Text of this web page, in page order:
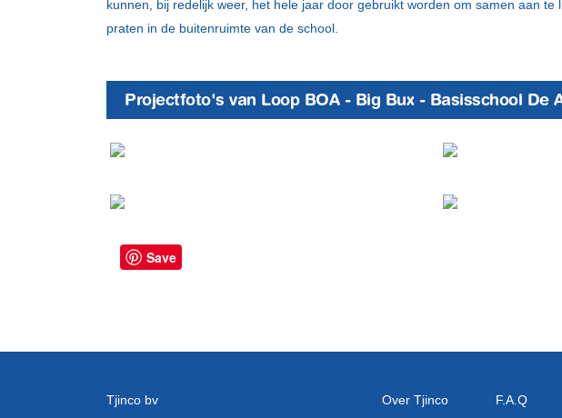
kunnen, bij redelijk weer, het hele jaar door gebruikt worden om samen aan
praten in de buitenruimte van de school.
Projectfoto's van Loop BOA - Big Bux - Basisschool De
Save
Tjinco bv
Over Tjinco
F.A.Q